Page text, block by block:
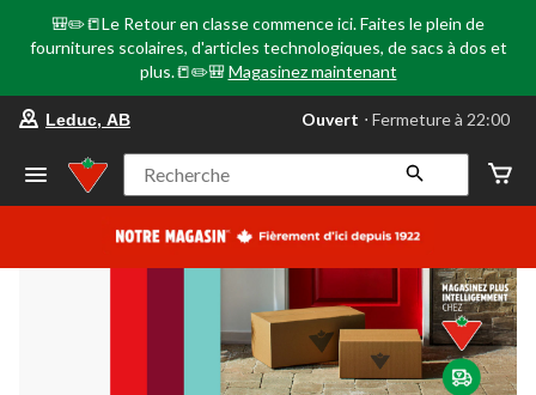
🎒✏️📒Le Retour en classe commence ici. Faites le plein de
fournitures scolaires, d'articles technologiques, de sacs à dos et
plus.📒✏️🎒 Magasinez maintenant
votre
préféré
Leduc,
AB,
courament
Fermeture
à
22:00
cliquer
pour
changer
Leduc, AB Ouvert ⋅ Fermeture à 22:00
Recherche